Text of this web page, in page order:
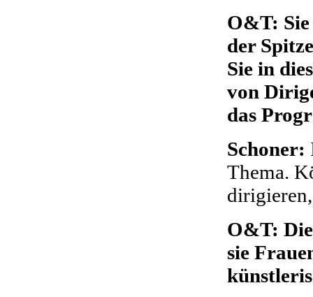
O&T:
der
Sie in
von
das
Schoner:
Thema.
O&T:
sie